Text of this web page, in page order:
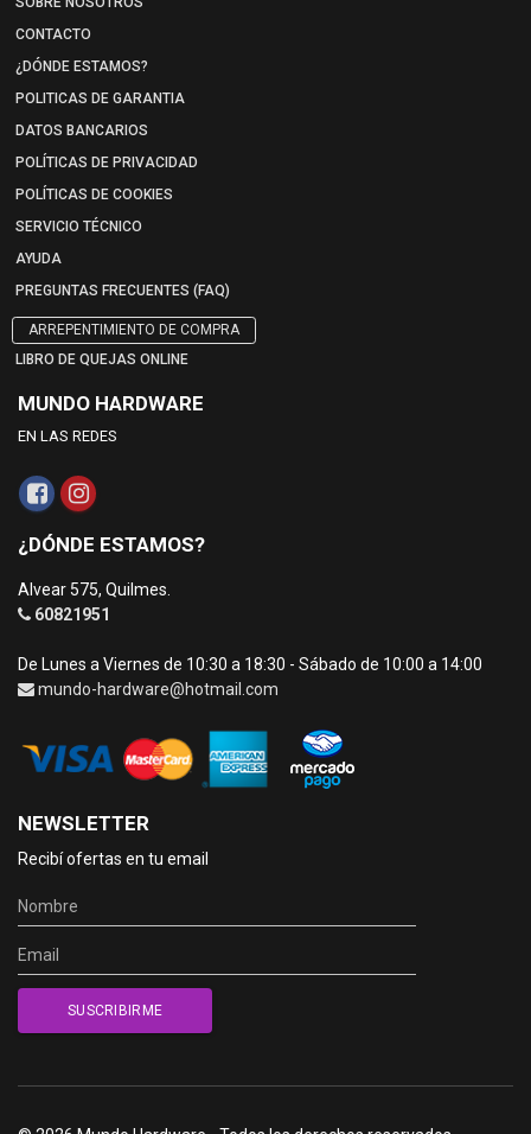
CONTACTO
¿DÓNDE ESTAMOS?
POLITICAS DE GARANTIA
DATOS BANCARIOS
POLÍTICAS DE PRIVACIDAD
POLÍTICAS DE COOKIES
SERVICIO TÉCNICO
AYUDA
PREGUNTAS FRECUENTES (FAQ)
ARREPENTIMIENTO DE COMPRA
LIBRO DE QUEJAS ONLINE
MUNDO HARDWARE
EN LAS REDES
¿DÓNDE ESTAMOS?
Alvear 575, Quilmes.
60821951
De Lunes a Viernes de 10:30 a 18:30 - Sábado de 10:00 a 14:00
mundo-hardware@hotmail.com
NEWSLETTER
Recibí ofertas en tu email